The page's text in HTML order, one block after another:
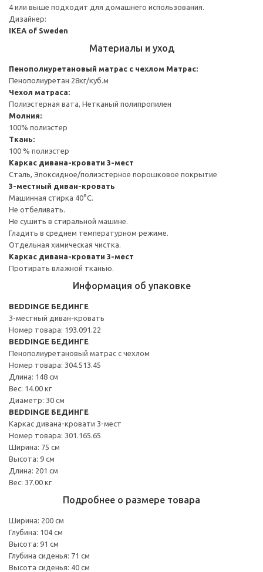
4 или выше подходит для домашнего использования.
Дизайнер:
IKEA of Sweden
Материалы и уход
Пенополиуретановый матрас с чехлом Матрас:
Пенополиуретан 28кг/куб.м
Чехол матраса:
Полиэстерная вата, Нетканый полипропилен
Молния:
100% полиэстер
Ткань:
100 % полиэстер
Каркас дивана-кровати 3-мест
Сталь, Эпоксидное/полиэстерное порошковое покрытие
3-местный диван-кровать
Машинная стирка 40°С.
Не отбеливать.
Не сушить в стиральной машине.
Гладить в среднем температурном режиме.
Отдельная химическая чистка.
Каркас дивана-кровати 3-мест
Протирать влажной тканью.
Информация об упаковке
BEDDINGE БЕДИНГЕ
3-местный диван-кровать
Номер товара: 193.091.22
BEDDINGE БЕДИНГЕ
Пенополиуретановый матрас с чехлом
Номер товара: 304.513.45
Длина: 148 см
Вес: 14.00 кг
Диаметр: 30 см
BEDDINGE БЕДИНГЕ
Каркас дивана-кровати 3-мест
Номер товара: 301.165.65
Ширина: 75 см
Высота: 9 см
Длина: 201 см
Вес: 37.00 кг
Подробнее о размере товара
Ширина: 200 см
Глубина: 104 см
Высота: 91 см
Глубина сиденья: 71 см
Высота сиденья: 40 см